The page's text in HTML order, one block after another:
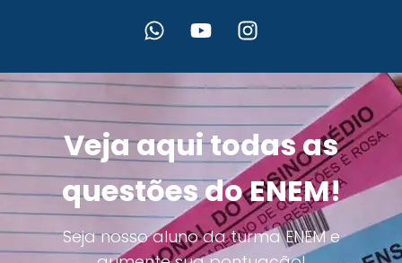
Veja aqui todas as
questões do ENEM!
Seja nosso aluno da turma ENEM e